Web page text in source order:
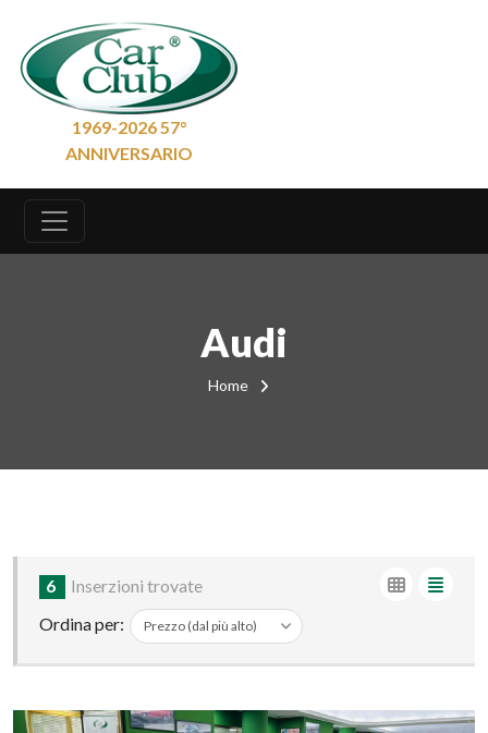
1969-2026 57°
ANNIVERSARIO
Audi
Home
6
Inserzioni trovate
Ordina per: